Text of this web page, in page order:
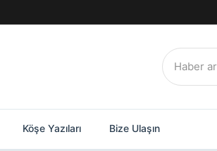
Ara:
Köşe Yazıları Bize Ulaşın